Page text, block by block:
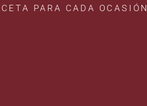
PARA CADA OCASIÓN